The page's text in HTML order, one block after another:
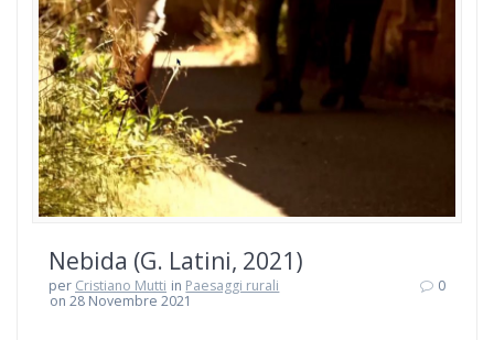
Nebida (G. Latini, 2021)
per Cristiano Mutti in Paesaggi rurali
on 28 Novembre 2021
0